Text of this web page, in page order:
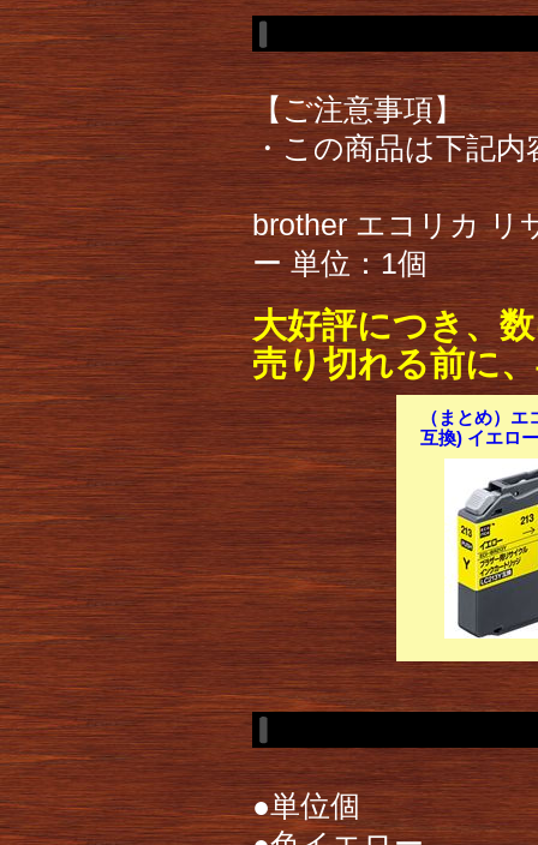
【ご注意事項】
・この商品は下記
brother エコリカ リ
ー 単位：1個
大好評につき、
売り切れる前に
（まとめ）
互換) イエロ
●単位個